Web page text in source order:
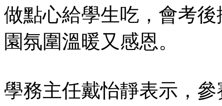
做點心給學生吃，會考
園氛圍溫暖又感恩。
學務主任戴怡靜表示，